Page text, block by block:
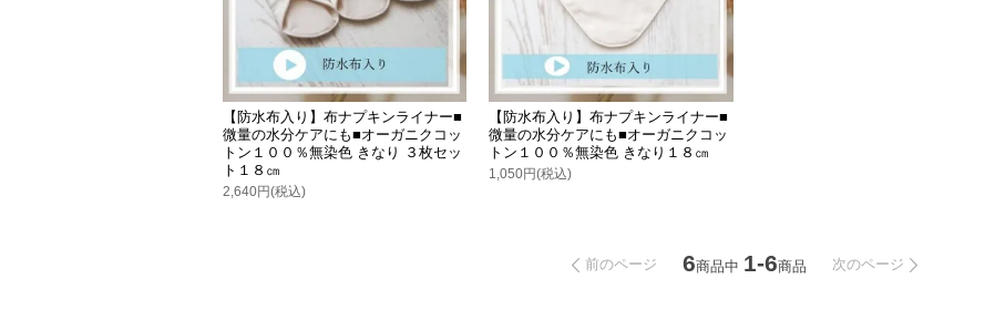
【防水布入り】布ナプキンライナー■
微量の水分ケアにも■オーガニクコッ
トン１００％無染色 きなり ３枚セッ
ト１８㎝
2,640円(税込)
【防水布入り】布ナプキンライナー■
微量の水分ケアにも■オーガニクコッ
トン１００％無染色 きなり１８㎝
1,050円(税込)
前のページ 6商品中 1-6商品 次のページ